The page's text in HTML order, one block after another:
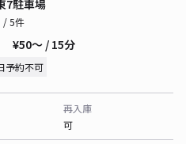
7駐車場
/ 5件
¥50〜 / 15分
予約不可
再入庫
可